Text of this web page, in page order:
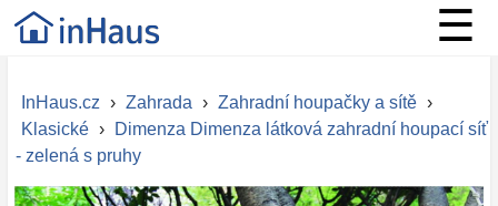
☰
InHaus.cz › Zahrada › Zahradní houpačky a sítě ›
Klasické ›
Dimenza Dimenza látková zahradní houpací síť
- zelená s pruhy